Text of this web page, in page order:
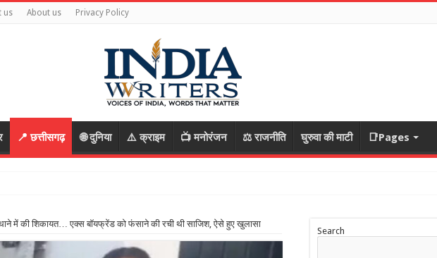
us About us Privacy Policy
📍 छत्तीसगढ़ 🌐 दुनिया ⚠️ क्राइम 📺 मनोरंजन ⚖️ राजनीति घुरुवा की माटी 📑Pages
में की शिकायत… एक्स बॉयफ्रेंड को फंसाने की रची थी साजिश, ऐसे हुए खुलासा
Search